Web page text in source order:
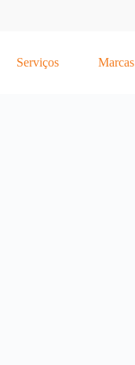
Serviços Marcas